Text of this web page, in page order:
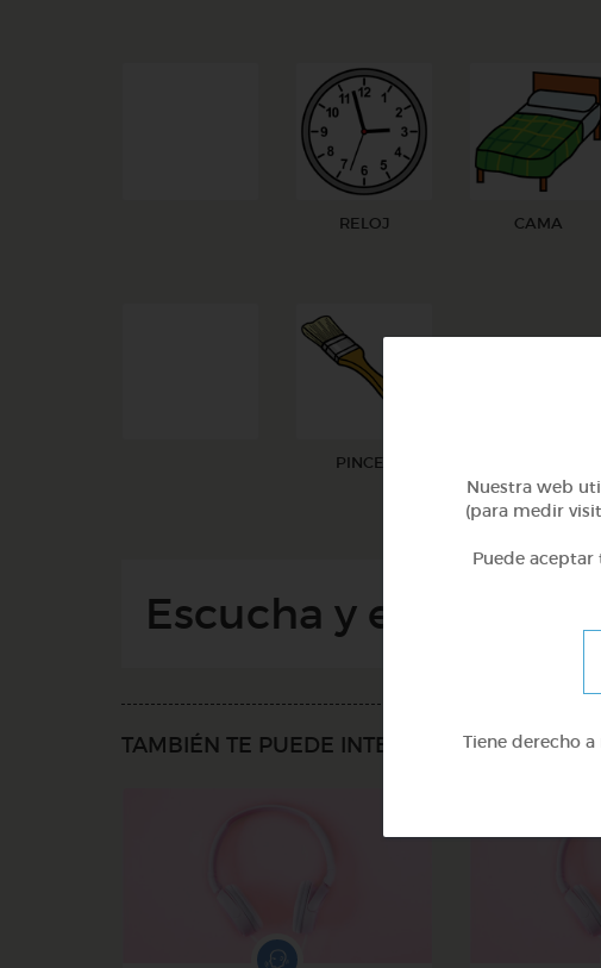
RELOJ CAMA
PINCEL
Escucha y escribe la
TAMBIÉN TE PUEDE INTERESAR
Nuestra web
(para medir
Puede aceptar
Tiene derecho